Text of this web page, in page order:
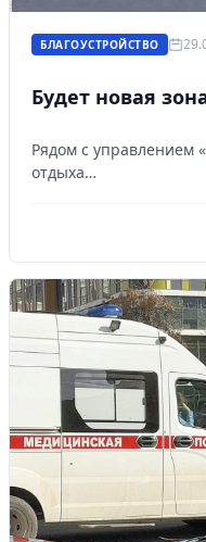
БЛАГОУСТРОЙСТВО
Будет новая
Рядом с управлением
отдыха…